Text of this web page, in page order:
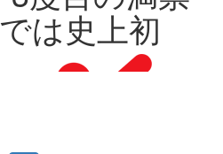
は史上初